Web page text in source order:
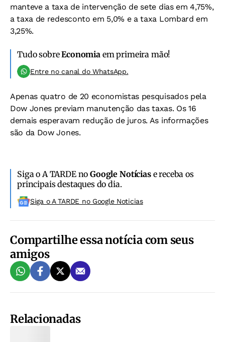
manteve a taxa de intervenção de sete dias em 4,75%,
a taxa de redesconto em 5,0% e a taxa Lombard em
3,25%.
Tudo sobreEconomiaem primeira mão!
Entre no canal do WhatsApp.
Apenas quatro de 20 economistas pesquisados pela
Dow Jones previam manutenção das taxas. Os 16
demais esperavam redução de juros. As informações
são da Dow Jones.
Siga o A TARDE noGoogle Notíciase receba os
principais destaques do dia.
Siga o A TARDE no Google Noticias
Compartilhe essa notícia com seus
amigos
Relacionadas